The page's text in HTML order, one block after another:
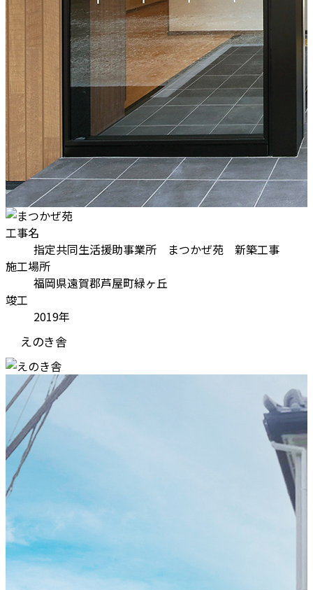
工事名
指定共同生活援助事業所 まつかぜ苑 新築工事
施工場所
福岡県遠賀郡芦屋町緑ヶ丘
竣工
2019年
えのき舎